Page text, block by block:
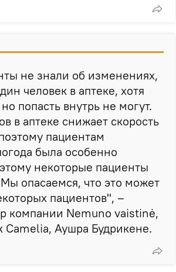
не знали об изменениях,
человек в аптеке, хотя
попасть внутрь не могут.
в аптеке снижает скорость
пациентам
была особенно
некоторые пациенты
опасаемся, что это может
пациентов", –
компании Nemuno vaistinė,
Camelia, Аушра Будрикене.